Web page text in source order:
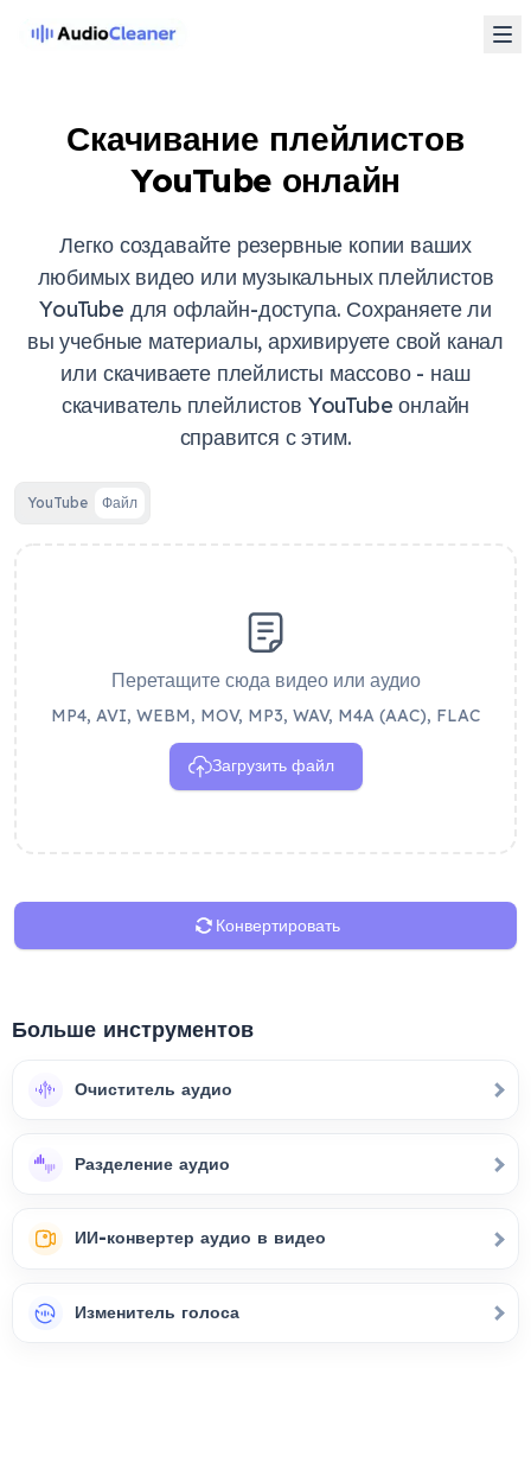
Скачивание плейлистов
YouTube онлайн
Легко создавайте резервные копии ваших
любимых видео или музыкальных плейлистов
YouTube для офлайн-доступа. Сохраняете ли
вы учебные материалы, архивируете свой канал
или скачиваете плейлисты массово - наш
скачиватель плейлистов YouTube онлайн
справится с этим.
YouTube Файл
Перетащите сюда видео или аудио
MP4, AVI, WEBM, MOV, MP3, WAV, M4A (AAC), FLAC
Загрузить файл
Конвертировать
Больше инструментов
Очиститель аудио
Разделение аудио
ИИ-конвертер аудио в видео
Изменитель голоса